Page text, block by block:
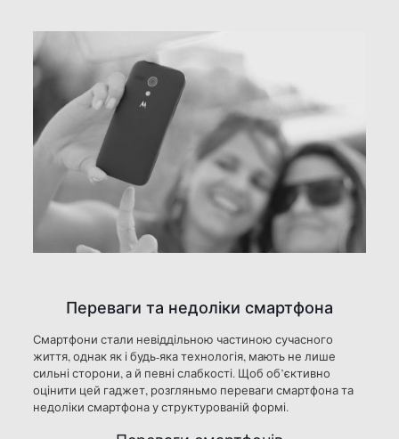
Переваги та недоліки смартфона
Смартфони стали невіддільною частиною сучасного
життя, однак як і будь-яка технологія, мають не лише
сильні сторони, а й певні слабкості. Щоб об’єктивно
оцінити цей гаджет, розгляньмо переваги смартфона та
недоліки смартфона у структурованій формі.